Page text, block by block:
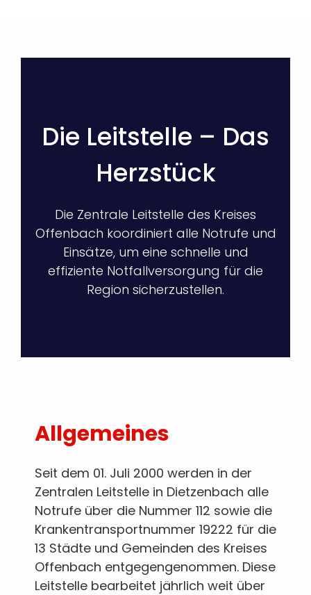
Die Leitstelle – Das
Herzstück
Die Zentrale Leitstelle des Kreises
Offenbach koordiniert alle Notrufe und
Einsätze, um eine schnelle und
effiziente Notfallversorgung für die
Region sicherzustellen.
Allgemeines
Seit dem 01. Juli 2000 werden in der
Zentralen Leitstelle in Dietzenbach alle
Notrufe über die Nummer 112 sowie die
Krankentransportnummer 19222 für die
13 Städte und Gemeinden des Kreises
Offenbach entgegengenommen. Diese
Leitstelle bearbeitet jährlich weit über